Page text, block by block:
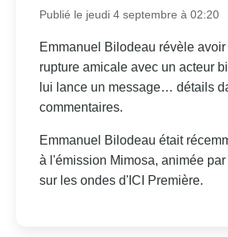
Publié le jeudi 4 septembre à 02:20
Emmanuel Bilodeau révèle
rupture amicale avec un acteur
lui lance un message… détails
commentaires.
Emmanuel Bilodeau était
à l'émission Mimosa, animée
sur les ondes d'ICI Première.